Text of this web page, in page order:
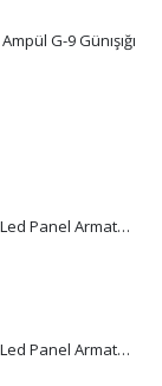
G-9 Günışığı
ZMR Ultra İnce Siyah Çerçeveli Led Panel Armatür 18W Beyaz Işık
ZMR Ultra İnce Siyah Çerçeveli Led Panel Armatür 18W Günışığı